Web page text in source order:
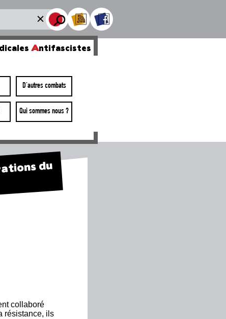
Antifascistes
D'autres combats
Qui sommes nous ?
du
collaboré
résistance, ils